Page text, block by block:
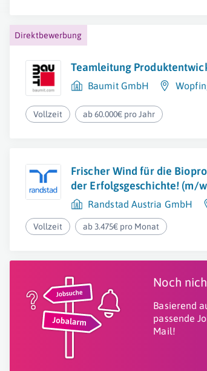
Direktbewerbung
Teamleitung
Baumit GmbH
Vollzeit ab 60.000€ pro Jahr
Frischer Wind für die
der Erfolgsgeschichte! (m/
Randstad Austria GmbH
Vollzeit ab 3.475€ pro Monat
Noch
Basierend
passende
Mail!